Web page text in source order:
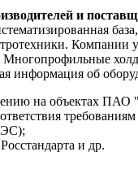
и
Компании
Многопрофильные
информация об
на объектах ПАО
требованиям
и др.